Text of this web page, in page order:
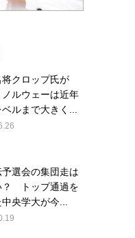
クロップ氏が
ノルウェーは近年
ルまで大きく...
選会の集団走は
？ トップ通過を
央学大が今...